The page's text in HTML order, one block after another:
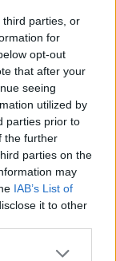
third parties, or
for
opt-out
that after your
seeing
utilized by
parties prior to
the further
parties on the
may
IAB’s List of
it to other